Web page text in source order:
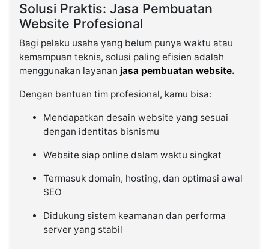
Solusi Praktis: Jasa Pembuatan
Website Profesional
Bagi pelaku usaha yang belum punya waktu atau
kemampuan teknis, solusi paling efisien adalah
menggunakan layanan jasa pembuatan website.
Dengan bantuan tim profesional, kamu bisa:
Mendapatkan desain website yang sesuai
dengan identitas bisnismu
Website siap online dalam waktu singkat
Termasuk domain, hosting, dan optimasi awal
SEO
Didukung sistem keamanan dan performa
server yang stabil